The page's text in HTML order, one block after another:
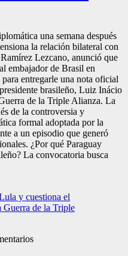
una semana después
la relación bilateral con
Lezcano, anunció que
embajador de Brasil en
entregarle una nota oficial
brasileño, Luiz Inácio
de la Triple Alianza. La
de la controversia y
formal adoptada por la
a un episodio que generó
¿Por qué Paraguay
La convocatoria busca